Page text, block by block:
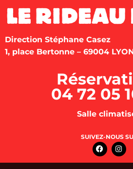
Direction Stéphane Casez
1, place Bertonne – 69004
04 72 05
Salle
SUIVEZ-NOUS